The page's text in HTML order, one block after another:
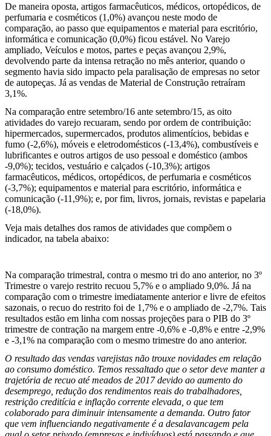
De maneira oposta, artigos farmacêuticos, médicos, ortopédicos, de
perfumaria e cosméticos (1,0%) avançou neste modo de
comparação, ao passo que equipamentos e material para escritório,
informática e comunicação (0,0%) ficou estável. No Varejo
ampliado, Veículos e motos, partes e peças avançou 2,9%,
devolvendo parte da intensa retração no mês anterior, quando o
segmento havia sido impacto pela paralisação de empresas no setor
de autopeças. Já as vendas de Material de Construção retraíram
3,1%.
Na comparação entre setembro/16 ante setembro/15, as oito
atividades do varejo recuaram, sendo por ordem de contribuição:
hipermercados, supermercados, produtos alimentícios, bebidas e
fumo (-2,6%), móveis e eletrodomésticos (-13,4%), combustíveis e
lubrificantes e outros artigos de uso pessoal e doméstico (ambos
-9,0%); tecidos, vestuário e calçados (-10,3%); artigos
farmacêuticos, médicos, ortopédicos, de perfumaria e cosméticos
(-3,7%); equipamentos e material para escritório, informática e
comunicação (-11,9%); e, por fim, livros, jornais, revistas e papelaria
(-18,0%).
Veja mais detalhes dos ramos de atividades que compõem o
indicador, na tabela abaixo:
Na comparação trimestral, contra o mesmo tri do ano anterior, no 3º
Trimestre o varejo restrito recuou 5,7% e o ampliado 9,0%. Já na
comparação com o trimestre imediatamente anterior e livre de efeitos
sazonais, o recuo do restrito foi de 1,7% e o ampliado de -2,7%. Tais
resultados estão em linha com nossas projeções para o PIB do 3º
trimestre de contração na margem entre -0,6% e -0,8% e entre -2,9%
e -3,1% na comparação com o mesmo trimestre do ano anterior.
O resultado das vendas varejistas não trouxe novidades em relação
ao consumo doméstico. Temos ressaltado que o setor deve manter a
trajetória de recuo até meados de 2017 devido ao aumento do
desemprego, redução dos rendimentos reais do trabalhadores,
restrição creditícia e inflação corrente elevada, o que tem
colaborado para diminuir intensamente a demanda. Outro fator
que vem influenciando negativamente é a desalavancagem pela